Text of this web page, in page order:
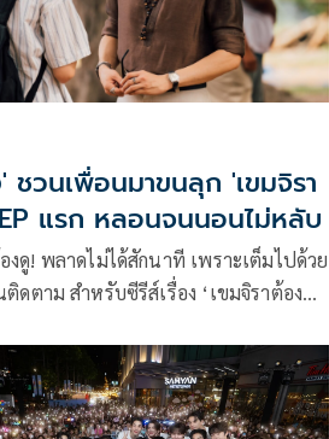
ชวนเพื่อนมาขนลุก 'เขมจิรา
แรก หลอนจนนอนไม่หลับ
ดู! พลาดไม่ได้สักนาที เพราะเต็มไปด้วย
ติดตาม สำหรับซีรีส์เรื่อง ‘เขมจิราต้อง
มันดีเวิร์ค จำกัด’ โดยได้ออนแอร์ EP
ร้อยเมื่อคืนวันเสาร์ที่ 9 สิงหาคม